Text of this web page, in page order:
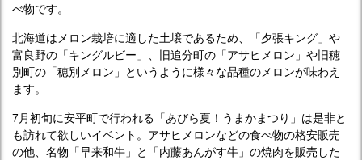
べ物です。
北海道はメロン栽培に適した土壌であるため、「夕張キング」や
富良野の「キングルビー」、旧追分町の「アサヒメロン」や旧穂
別町の「穂別メロン」というように様々な品種のメロンが味わえ
ます。
7月初旬に安平町で行われる「あびら夏！うまかまつり」は是非と
も訪れて欲しいイベント。アサヒメロンなどの食べ物の格安販売
の他、名物「早来和牛」と「内藤あんがす牛」の焼肉を販売した